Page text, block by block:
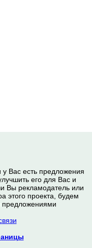
Вас есть предложения
его для Вас и
Вы рекламодатель или
этого проекта, будем
предложениями